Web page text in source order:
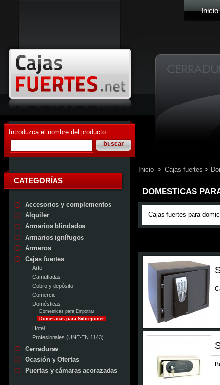
Inicio
Introduzca el nombre del producto
CATEGORÍAS
Accesorios y complementos
Alquiler
Armarios blindados
Armarios ignífugos
Armeros
Cajas fuertes
Arfe
Camufladas
Cobro y depósito
Comercio
Domésticas
Domesticas para Empotrar
Domesticas para Sobreponer
Hotel
Profesionales (UNE-EN 1143)
Cerraduras
Ocasión y Ofertas
Puertas y cámaras acorazadas
Inicio > Cajas fuertes >
DOMESTICAS
Cajas fuertes para